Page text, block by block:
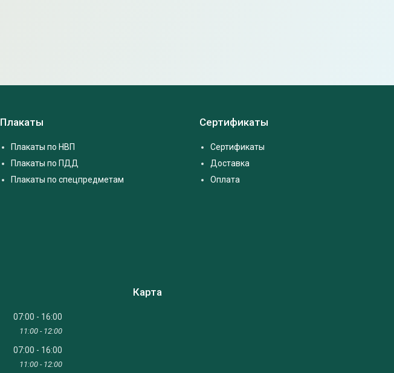
Плакаты
Плакаты по НВП
Плакаты по ПДД
Плакаты по спецпредметам
Сертификаты
Сертификаты
Доставка
Оплата
07:00 16:00
11:00 12:00
07:00 16:00
11:00 12:00
Карта